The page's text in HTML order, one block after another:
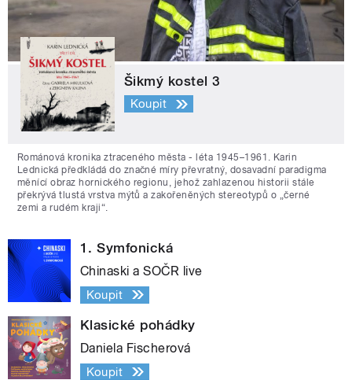
Šikmý kostel 3
Koupit
Románová kronika ztraceného města - léta 1945–1961. Karin
Lednická předkládá do značné míry převratný, dosavadní paradigma
měnící obraz hornického regionu, jehož zahlazenou historii stále
překrývá tlustá vrstva mýtů a zakořeněných stereotypů o „černé
zemi a rudém kraji“.
1. Symfonická
Chinaski a SOČR live
Koupit
Klasické pohádky
Daniela Fischerová
Koupit